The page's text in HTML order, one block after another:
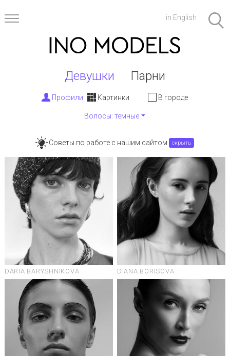
in English
Девушки Парни
Профили Картинки В городе
Волосы: темные
Советы по работе с нашим сайтом скрыть
DARIA BARYSHNIKOVA DIANA BORISOVA